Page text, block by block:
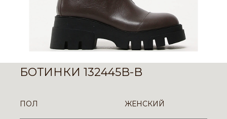
БОТИНКИ 132445B-B
ПОЛ ЖЕНСКИЙ